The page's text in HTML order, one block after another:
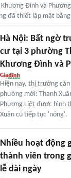
Đình và
đã thiết lập mặt
Hà Nội: Bất ngờ
cư tại 3 phường
Khương Đình và
Hiện nay, thị trường
phường mới: Thanh
Phương Liệt được hình
Xuân cũ tiếp tục 'nóng'.
Nhiều hoạt động
thành viên trong
lễ dài ngày